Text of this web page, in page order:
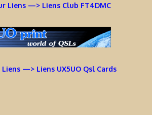
Liens —> Liens Club FT4DMC
—> Liens UX5UO Qsl Cards